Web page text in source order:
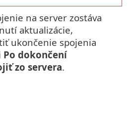
na server zostáva
aktualizácie,
ukončenie spojenia
Po dokončení
zo servera.